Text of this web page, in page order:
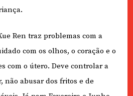
Ren traz problemas com a
com os olhos, o coração e o
com o útero. Deve controlar a
não abusar dos fritos e de